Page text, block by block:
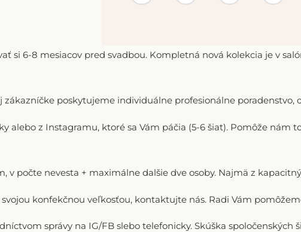
si 6-8 mesiacov pred svadbou. Kompletná nová kolekcia je v
poskytujeme individuálne profesionálne poradenstvo,
alebo z Instagramu, ktoré sa Vám páčia (5-6 šiat). Pomôže nám
v počte nevesta + maximálne dalšie dve osoby. Najmä z
konfekčnou veľkosťou, kontaktujte nás. Radi Vám
správy na IG/FB slebo telefonicky. Skúška spoločenských